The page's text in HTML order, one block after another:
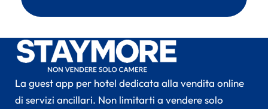
La guest app per hotel dedicata alla vendita online
di servizi ancillari. Non limitarti a vendere solo